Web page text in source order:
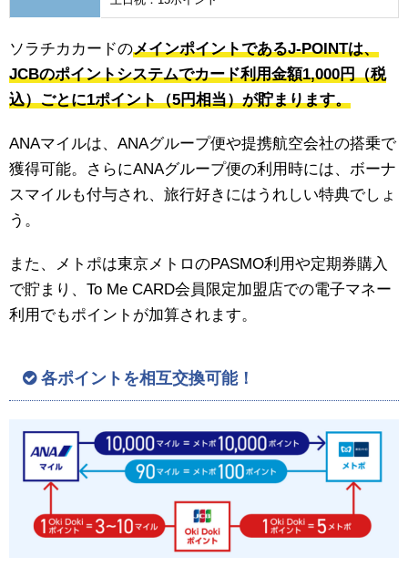
ソラチカカードのメインポイントであるJ-POINTは、
JCBのポイントシステムでカード利用金額1,000円（税
込）ごとに1ポイント（5円相当）が貯まります。
ANAマイルは、ANAグループ便や提携航空会社の搭乗で
獲得可能。さらにANAグループ便の利用時には、ボーナ
スマイルも付与され、旅行好きにはうれしい特典でしょ
う。
また、メトポは東京メトロのPASMO利用や定期券購入
で貯まり、To Me CARD会員限定加盟店での電子マネー
利用でもポイントが加算されます。
各ポイントを相互交換可能！